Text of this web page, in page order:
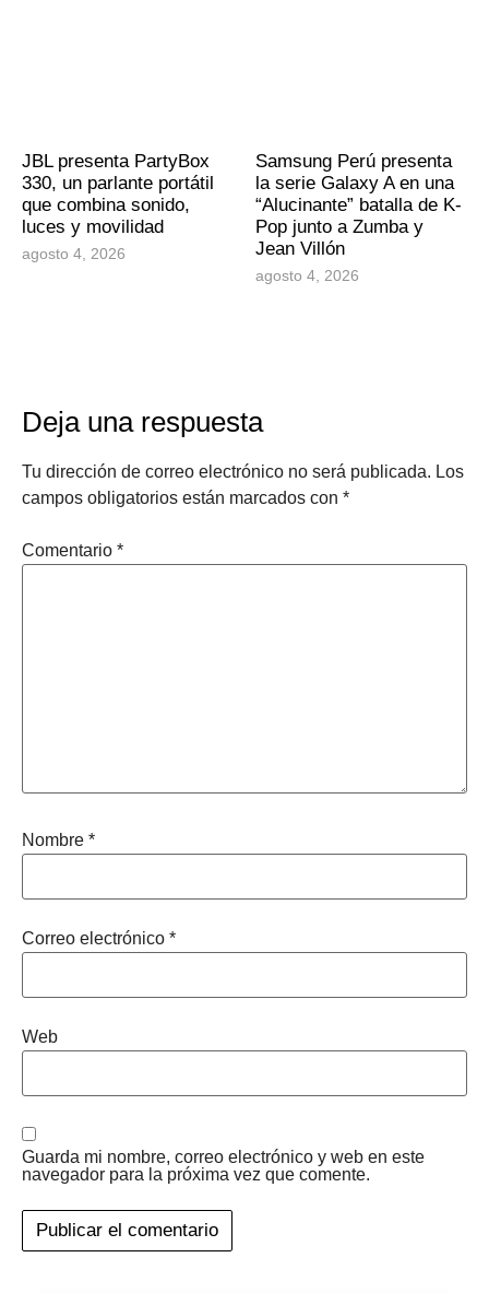
JBL presenta PartyBox
330, un parlante portátil
que combina sonido,
luces y movilidad
agosto 4, 2026
Samsung Perú presenta
la serie Galaxy A en una
“Alucinante” batalla de K-
Pop junto a Zumba y
Jean Villón
agosto 4, 2026
Deja una respuesta
Tu dirección de correo electrónico no será publicada. Los
campos obligatorios están marcados con *
Comentario *
Nombre *
Correo electrónico *
Web
Guarda mi nombre, correo electrónico y web en este
navegador para la próxima vez que comente.